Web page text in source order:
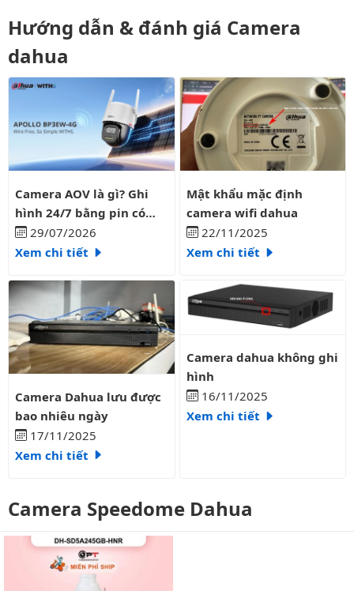
Hướng dẫn & đánh giá Camera
dahua
Camera AOV là gì? Ghi hình 24/7 bằng pin có liên tục?
Camera AOV là gì? Ghi
hình 24/7 bằng pin có
liên tục?
29/07/2026
Xem chi tiết
Mật khẩu mặc định camera
Mật khẩu mặc định
camera wifi dahua
22/11/2025
Xem chi tiết
Camera Dahua lưu được bao nhiêu ngày
Camera Dahua lưu được
bao nhiêu ngày
17/11/2025
Xem chi tiết
Camera dahua không ghi hình
Camera dahua không ghi
hình
16/11/2025
Xem chi tiết
Camera Speedome Dahua